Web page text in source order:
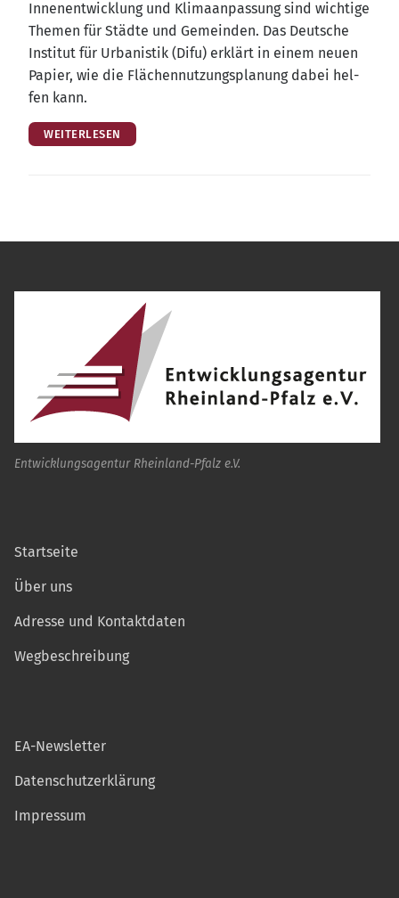
Innen­ent­wick­lung und Kli­ma­an­pas­sung sind wich­ti­ge
The­men für Städ­te und Gemein­den. Das Deut­sche
Insti­tut für Urba­nis­tik (Difu) erklärt in einem neu­en
Papier, wie die Flä­chen­nut­zungs­pla­nung dabei hel­
fen kann.
WEITERLESEN
Entwicklungsagentur Rheinland-Pfalz e.V.
Startseite
Über uns
Adresse und Kontaktdaten
Wegbeschreibung
EA-Newsletter
Datenschutzerklärung
Impressum